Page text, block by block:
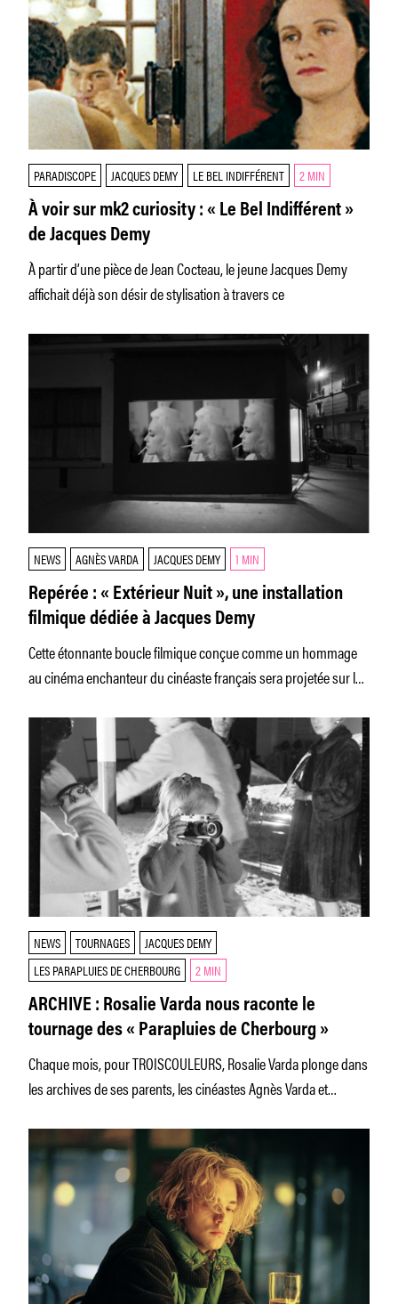
PARADISCOPE JACQUES DEMY LE BEL INDIFFÉRENT 2 MIN
À voir sur mk2 curiosity : « Le Bel Indifférent »
de Jacques Demy
À partir d’une pièce de Jean Cocteau, le jeune Jacques Demy
affichait déjà son désir de stylisation à travers ce
NEWS AGNÈS VARDA JACQUES DEMY 1 MIN
Repérée : « Extérieur Nuit », une installation
filmique dédiée à Jacques Demy
Cette étonnante boucle filmique conçue comme un hommage
au cinéma enchanteur du cinéaste français sera projetée sur la
NEWS TOURNAGES
JACQUES DEMY
LES PARAPLUIES DE CHERBOURG
2 MIN
ARCHIVE : Rosalie Varda nous raconte le
tournage des « Parapluies de Cherbourg »
Chaque mois, pour TROISCOULEURS, Rosalie Varda plonge dans
les archives de ses parents, les cinéastes Agnès Varda et